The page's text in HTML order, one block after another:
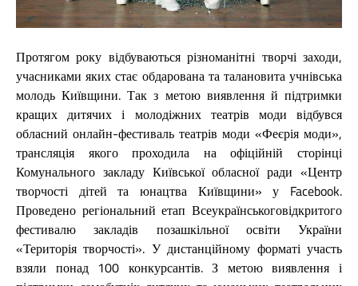
Протягом року відбуваються різноманітні творчі заходи,
учасниками яких стає обдарована та талановита учнівська
молодь Київщини. Так з метою виявлення й підтримки
кращих дитячих і молодіжних театрів моди відбувся
обласний онлайн-фестиваль театрів моди «Феєрія моди»,
трансляція якого проходила на офіційній сторінці
Комунального закладу Київської обласної ради «Центр
творчості дітей та юнацтва Київщини» у Facebook.
Проведено регіональний етап Всеукраїнськоговідкритого
фестивалю закладів позашкільної освіти України
«Територія творчості». У дистанційному форматі участь
взяли понад 100 конкурсантів. З метою виявлення і